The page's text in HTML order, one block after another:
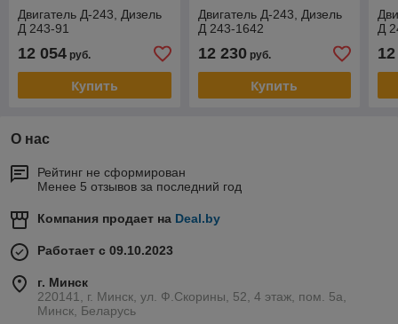
Двигатель Д-243, Дизель
Д 243-91
12 054 руб.
Купить
Двигатель Д-243, Дизель
Д 243-1642
12 230руб.
Купить
Д
О нас
Рейтинг не сформирован
Менее 5 отзывов за последний год
Компания продает на Deal.by
Работает с 09.10.2023
г. Минск
220141, г. Минск, ул. Ф.Скорины, 52, 4 этаж, пом. 5а,
Минск, Беларусь